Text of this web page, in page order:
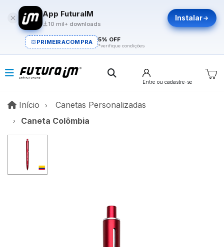
App FuturaIM
10 mil+ downloads
Instalar
PRIMEIRACOMPRA 5% OFF
*verifique condições
Entre ou cadastre-se
Início InícioCanetas Personalizadas
Caneta Colômbia